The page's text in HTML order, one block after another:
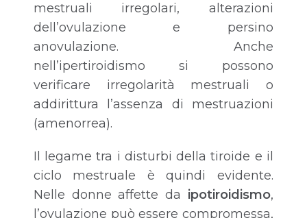
mestruali irregolari, alterazioni
dell’ovulazione e persino
anovulazione. Anche
nell’ipertiroidismo si possono
verificare irregolarità mestruali o
addirittura l’assenza di mestruazioni
(amenorrea).
Il legame tra i disturbi della tiroide e il
ciclo mestruale è quindi evidente.
Nelle donne affette da ipotiroidismo,
l’ovulazione può essere compromessa,